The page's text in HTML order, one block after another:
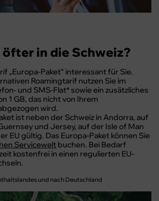
öfter in die Schweiz?
„Europa-Paket“ interessant für Sie.
Roamingtarif nutzen Sie im
und SMS-Flat* sowie ein zusätzliches
1 GB, das nicht von Ihrem
wird.
ist neben der Schweiz in Andorra, auf
und Jersey, auf der Isle of Man
EU gültig. Das Europa-Paket können Sie
Servicewelt buchen. Bei Bedarf
kostenfrei in einen regulierten EU-
und nach Deutschland